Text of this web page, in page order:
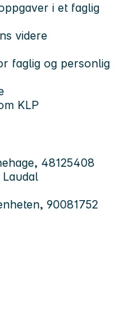
i et faglig
videre
faglig og personlig
KLP
48125408
90081752